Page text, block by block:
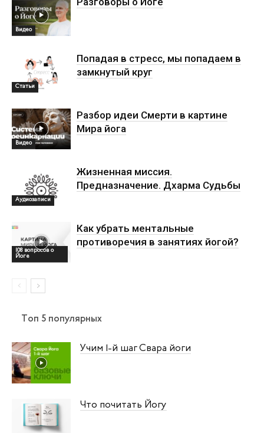
Видео
Статьи
Попадая в стресс, мы попадаем в
замкнутый круг
Видео
Разбор идеи Смерти в картине
Мира йога
Аудиозаписи
Жизненная миссия.
Предназначение. Дхарма Судьбы
108 вопросов о
Йоге
Как убрать ментальные
противоречия в занятиях йогой?
Топ 5 популярных
Учим 1‑й шаг Свара йоги
Что почитать Йогу